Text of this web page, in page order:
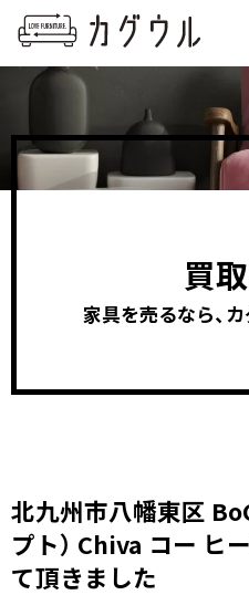
買
家具を売るなら、
北九州市八幡東区
プト） Chiva コー ヒ
て頂きました